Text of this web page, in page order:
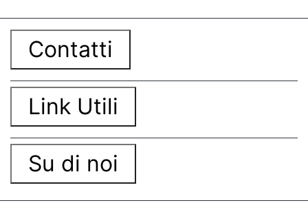
Contatti
Link Utili
Su di noi